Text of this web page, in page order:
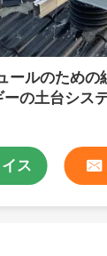
ールのための
の土台シス
ス